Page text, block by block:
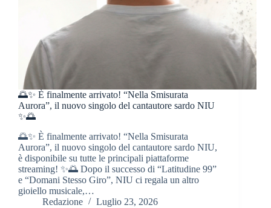
🌅✨ È finalmente arrivato! “Nella Smisurata
Aurora”, il nuovo singolo del cantautore sardo NIU
✨🌅
🌅✨ È finalmente arrivato! “Nella Smisurata
Aurora”, il nuovo singolo del cantautore sardo NIU,
è disponibile su tutte le principali piattaforme
streaming! ✨🌅 Dopo il successo di “Latitudine 99”
e “Domani Stesso Giro”, NIU ci regala un altro
gioiello musicale,…
Redazione
Luglio 23, 2026